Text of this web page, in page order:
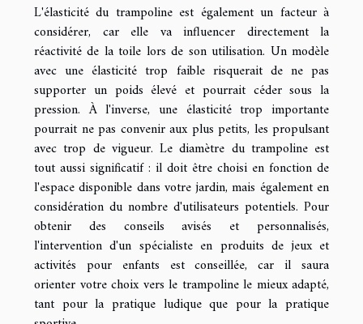
L'élasticité du trampoline est également un facteur à
considérer, car elle va influencer directement la
réactivité de la toile lors de son utilisation. Un modèle
avec une élasticité trop faible risquerait de ne pas
supporter un poids élevé et pourrait céder sous la
pression. À l'inverse, une élasticité trop importante
pourrait ne pas convenir aux plus petits, les propulsant
avec trop de vigueur. Le diamètre du trampoline est
tout aussi significatif : il doit être choisi en fonction de
l'espace disponible dans votre jardin, mais également en
considération du nombre d'utilisateurs potentiels. Pour
obtenir des conseils avisés et personnalisés,
l'intervention d'un spécialiste en produits de jeux et
activités pour enfants est conseillée, car il saura
orienter votre choix vers le trampoline le mieux adapté,
tant pour la pratique ludique que pour la pratique